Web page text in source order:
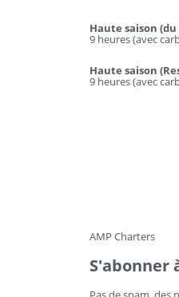
Haute saison
9 heures (avec
Haute saison
9 heures (avec
AMP Charters
S'abonner